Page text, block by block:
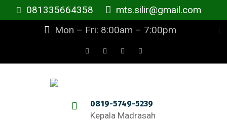
081335664358
mts.silir@gmail.com
Mon – Fri: 8:00am – 7:00pm
0819-5749-5239
Kepala Madrasah